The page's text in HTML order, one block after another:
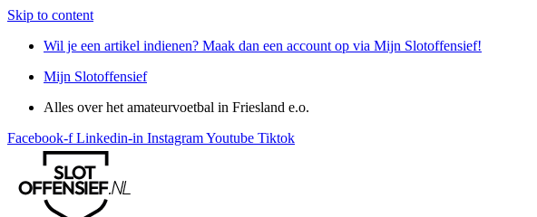
Skip to content
Wil je een artikel indienen? Maak dan een account op via Mijn Slotoffensief!
Mijn Slotoffensief
Alles over het amateurvoetbal in Friesland e.o.
Facebook-f Linkedin-in InstagramYoutube Tiktok